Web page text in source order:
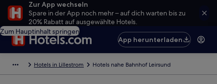
Zur App wechseln
Spare in der App noch mehr – auf dich warten bis zu
20% Rabatt auf ausgewählte Hotels.
Zum Hauptinhalt springen
App herunterladen
Hotels in Lillestrom Hotels nahe Bahnhof Leirsund